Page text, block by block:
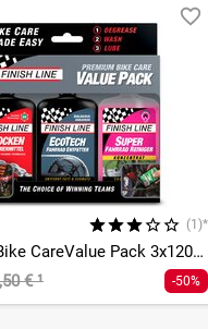
(1)*
Premium Bike CareValue Pack 3x120ml
€¹ -50%